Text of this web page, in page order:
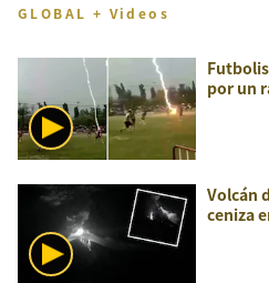
GLOBAL + Videos
por un
Volcán
ceniza